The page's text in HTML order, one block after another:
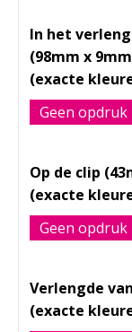
In het
(98mm x
Geen opdruk
Op de clip
Geen opdruk
Verlengde